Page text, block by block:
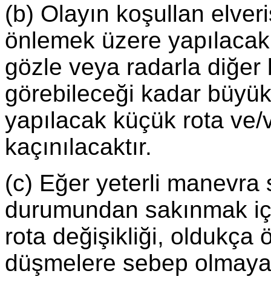
(b) Olayın koşullan
önlemek üzere
gözle veya radarla
görebileceği kadar
yapılacak küçük rota
kaçınılacaktır.
(c) Eğer yeterli manevra
durumundan sakınmak
rota değişikliği, oldukça
düşmelere sebep